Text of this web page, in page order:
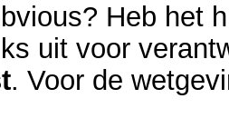
Heb het
uit voor
. Voor de